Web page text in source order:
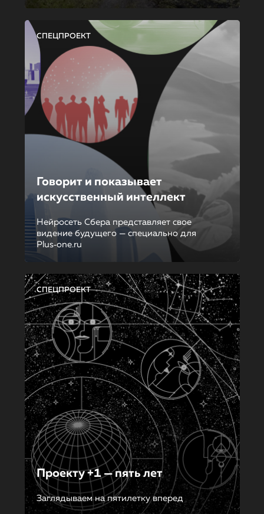
СПЕЦПРОЕКТ
Говорит и показывает
искусственный интеллект
Нейросеть Сбера представляет свое
видение будущего — специально для
Plus‑one.ru
СПЕЦПРОЕКТ
Проекту +1 — пять лет
Заглядываем на пятилетку вперед